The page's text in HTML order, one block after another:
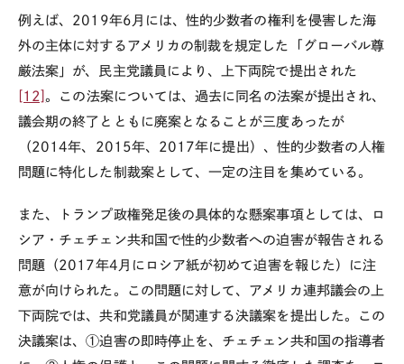
例えば、 2019年6 月には、性的少数者の権利を侵害した海
外の主体に対するアメリカの制裁を規定した「グローバル尊
厳法案」が、民主党議員により、上下両院で提出された
[12]。この法案については、過去に同名の法案が提出され、
議会期の終了とともに廃案となることが三度あったが
（ 2014年、 2015年、 2017年に提出）、性的少数者の人権
問題に特化した制裁案として、一定の注目を集めている。
また、トランプ政権発足後の具体的な懸案事項としては、ロ
シア・チェチェン共和国で性的少数者への迫害が報告される
問題（ 2017年4 月にロシア紙が初めて迫害を報じた）に注
意が向けられた。この問題に対して、アメリカ連邦議会の上
下両院では、共和党議員が関連する決議案を提出した。この
決議案は、①迫害の即時停止を、チェチェン共和国の指導者